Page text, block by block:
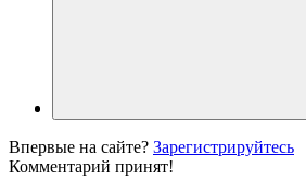
Впервые на сайте? Зарегистрируйтесь
Комментарий принят!